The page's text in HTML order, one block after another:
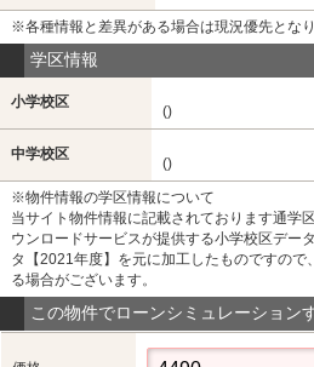
※各種情報と差異がある場合は現況優先とな
学区情報
小学校区
()
中学校区
()
※物件情報の学区情報について
当サイト物件情報に記載されております通学
ウンロードサービスが提供する小学校区デー
タ【2021年度】を元に加工したものですので
る場合がございます。
この物件でローンシミュレーション